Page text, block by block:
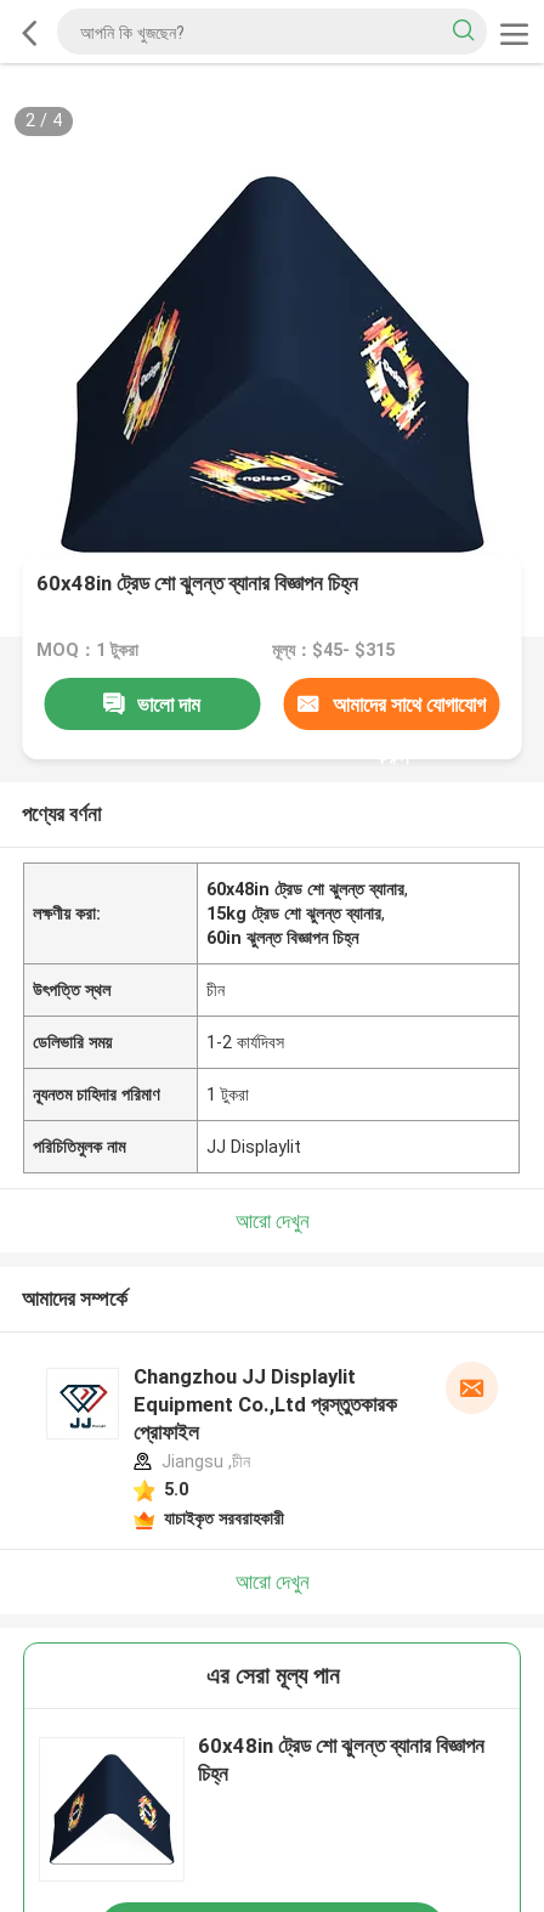
2/ 4
60x48in ট্রেড শো ঝুলন্ত ব্যানার বিজ্ঞাপন চিহ্ন
MOQ：1 টুকরা মূল্য：$45- $315
ভালো দাম আমাদের সাথে যোগাযোগ
করুন
পণ্যের বর্ণনা
লক্ষণীয় করা:
60x48in ট্রেড শো ঝুলন্ত ব্যানার,
15kg ট্রেড শো ঝুলন্ত ব্যানার,
60in ঝুলন্ত বিজ্ঞাপন চিহ্ন
উৎপত্তি স্থল চীন
ডেলিভারি সময় 1-2 কার্যদিবস
ন্যূনতম চাহিদার পরিমাণ 1 টুকরা
পরিচিতিমুলক নাম JJ Displaylit
আরো দেখুন
আমাদের সম্পর্কে
Changzhou JJ Displaylit
Equipment Co.,Ltd প্রস্তুতকারক
প্রোফাইল
Jiangsu ,চীন
5.0
যাচাইকৃত সরবরাহকারী
আরো দেখুন
এর সেরা মূল্য পান
60x48in ট্রেড শো ঝুলন্ত ব্যানার বিজ্ঞাপন
চিহ্ন